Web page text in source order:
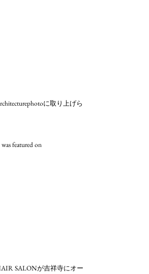
に取り上げら
featured on
SALONが吉祥寺にオー